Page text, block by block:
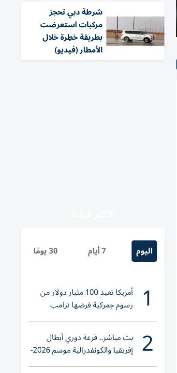
شرطة دبي تحجز
مركبات استعرضت
بطريقة خطِرة خلال
الأمطار (فيديو)
اليوم 7 أيام 30 يومًا
1 أمريكا تعيد 100 مليار دولار من
رسوم جمركية فرضها ترامب
2 بث مباشر.. قرعة دوري أبطال
إفريقيا والكونفدرالية موسم 2026-
2027